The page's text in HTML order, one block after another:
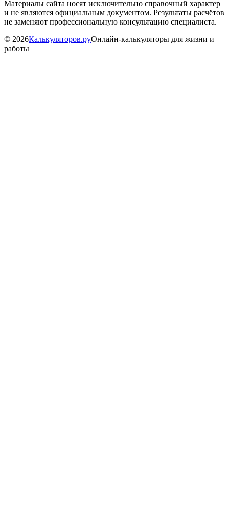
Материалы сайта носят исключительно справочный характер
и не являются официальным документом. Результаты расчётов
не заменяют профессиональную консультацию специалиста.
© 2026Калькуляторов.руОнлайн-калькуляторы для жизни и
работы